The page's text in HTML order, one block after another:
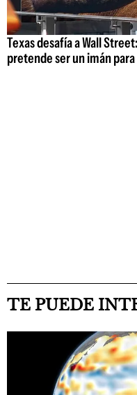
Texas desafía a Wall
pretende ser un imán
TE PUEDE